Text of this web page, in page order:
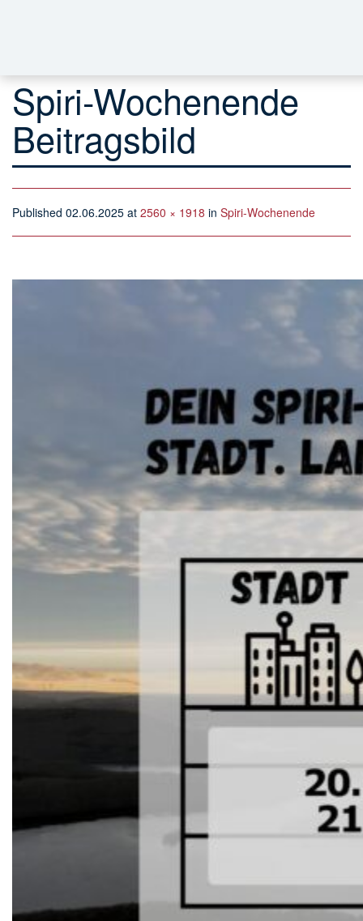
Spiri-Wochenende
Beitragsbild
Published 02.06.2025 at 2560 × 1918 in Spiri-Wochenende